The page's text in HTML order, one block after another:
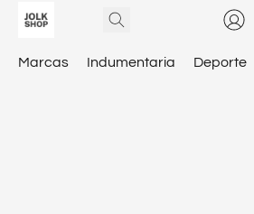
Marcas Indumentaria Deporte